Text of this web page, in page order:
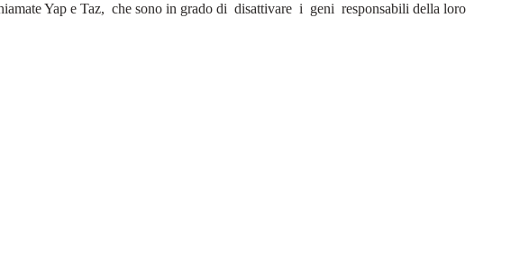
Yap e Taz, che sono in grado di disattivare i geni responsabili della loro